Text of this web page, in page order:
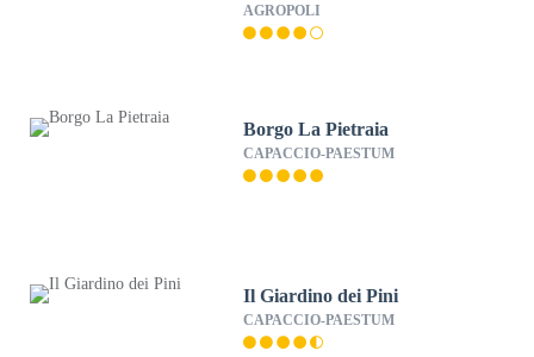
AGROPOLI
Borgo La Pietraia
CAPACCIO-PAESTUM
Il Giardino dei Pini
CAPACCIO-PAESTUM